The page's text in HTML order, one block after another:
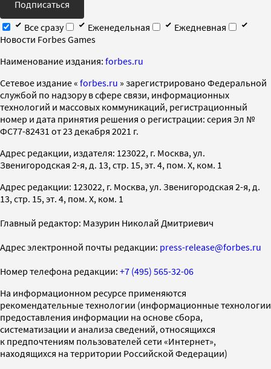
Подписаться
Все сразу
Еженедельная
Ежедневная
Новости Forbes Games
Наименование издания: forbes.ru
Cетевое издание « forbes.ru » зарегистрировано Федеральной
службой по надзору в сфере связи, информационных
технологий и массовых коммуникаций, регистрационный
номер и дата принятия решения о регистрации: серия Эл №
ФС77-82431 от 23 декабря 2021 г.
Адрес редакции, издателя: 123022, г. Москва, ул.
Звенигородская 2-я, д. 13, стр. 15, эт. 4, пом. X, ком. 1
Адрес редакции: 123022, г. Москва, ул. Звенигородская 2-я, д.
13, стр. 15, эт. 4, пом. X, ком. 1
Главный редактор: Мазурин Николай Дмитриевич
Адрес электронной почты редакции: press-release@forbes.ru
Номер телефона редакции: +7 (495) 565-32-06
На информационном ресурсе применяются
рекомендательные технологии (информационные технологии
предоставления информации на основе сбора,
систематизации и анализа сведений, относящихся
к предпочтениям пользователей сети «Интернет»,
находящихся на территории Российской Федерации)